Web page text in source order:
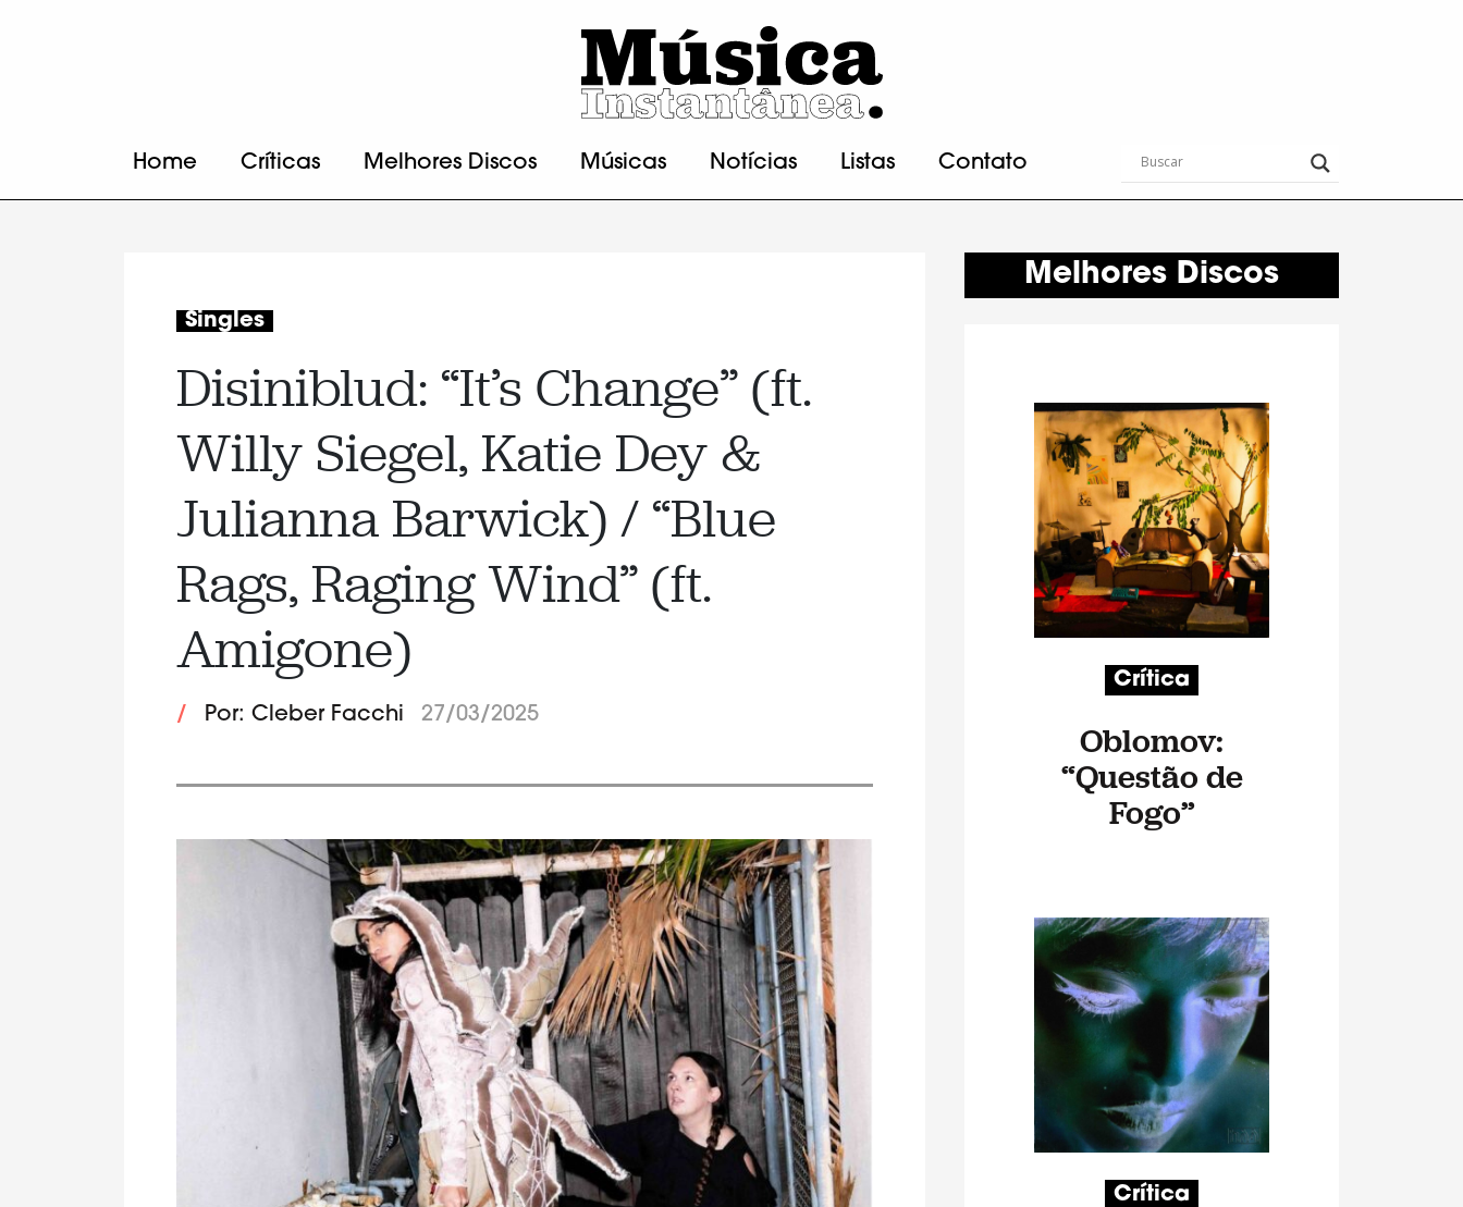
Home Críticas Melhores Discos Músicas Notícias Listas Contato
Singles
Disiniblud: “It’s Change” (ft.
Willy Siegel, Katie Dey &
Julianna Barwick) / “Blue
Rags, Raging Wind” (ft.
Amigone)
/ Por: Cleber Facchi 27/03/2025
Melhores Discos
Crítica
Oblomov:
“Questão de
Fogo”
Crítica